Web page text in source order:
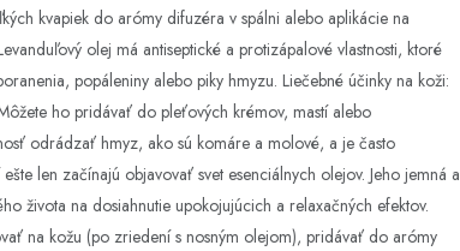
kvapiek do arómy difuzéra v spálni alebo aplikácie na
olej má antiseptické a protizápalové vlastnosti, ktoré
popáleniny alebo piky hmyzu. Liečebné účinky na koži:
ho pridávať do pleťových krémov, mastí alebo
odrádzať hmyz, ako sú komáre a molové, a je často
len začínajú objavovať svet esenciálnych olejov. Jeho jemná a
života na dosiahnutie upokojujúcich a relaxačných efektov.
na kožu (po zriedení s nosným olejom), pridávať do arómy